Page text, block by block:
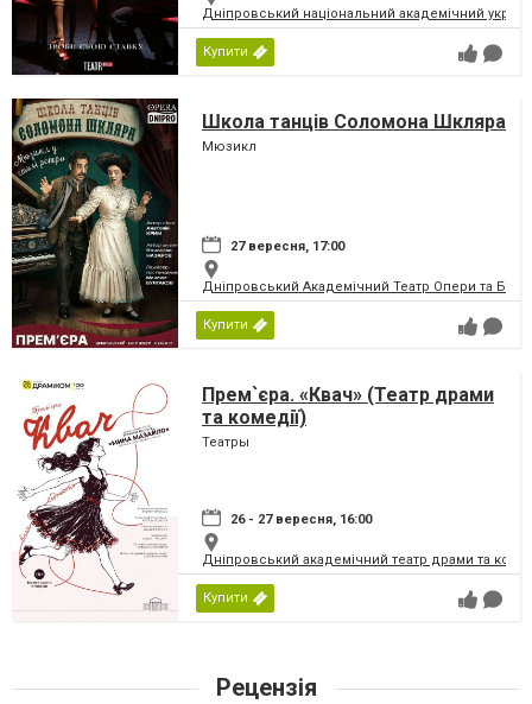
Дніпровський національний академічний
Купити
Школа танців Соломона Шкляра
Мюзикл
27 вересня, 17:00
Дніпровський Академічний Театр Опери та
Купити
Прем`єра. «Квач» (Театр драми
та комедії)
Театры
26 - 27 вересня, 16:00
Дніпровський академічний театр драми та
Купити
Рецензія